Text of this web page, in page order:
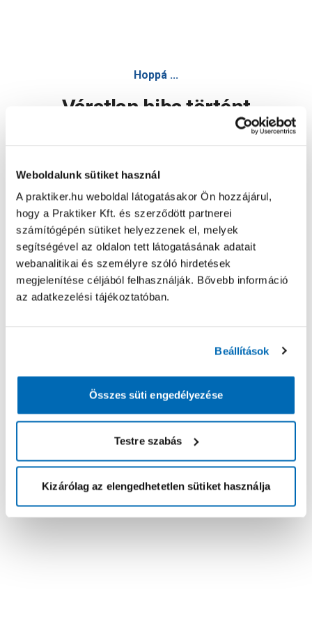
Weboldalunk sütiket használ
A praktiker.hu weboldal látogatásakor Ön hozzájárul,
hogy a Praktiker Kft. és szerződött partnerei
számítógépén sütiket helyezzenek el, melyek
segítségével az oldalon tett látogatásának adatait
webanalitikai és személyre szóló hirdetések
megjelenítése céljából felhasználják. Bővebb információ
az adatkezelési tájékoztatóban.
Beállítások
Összes süti engedélyezése
Testre szabás
Kizárólag az elengedhetetlen sütiket használja
Hoppá ...
Váratlan hiba történt
Oldal újratöltése